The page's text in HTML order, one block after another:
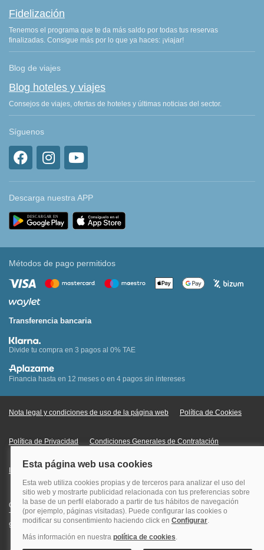
Fidelización
Tenemos el programa que te da más saldo por todas tus reservas
finalizadas. Consigue más por lo que ya haces: ¡viajar!
Blog de viajes
Blog hoteles y viajes
Consejos de viajes, ofertas de hoteles y últimas noticias del sector.
Síguenos
Descarga nuestra APP
Métodos de pago permitidos
Transferencia bancaria
Divide tu compra en 3 pagos al 0% TAE
Financia hasta en 12 meses o en 4 pagos sin intereses
Nota legal y condiciones de uso de la página web Política de Cookies
Política de Privacidad Condiciones Generales de Contratación
Información Legal sobre Mercados en Línea
Quehoteles.com - Especialistas en hoteles © Copyright Veturis Travel S.A.
Todos los derechos reservados. Autorización nº I-AV0000879.4 Tel: +34
915759999